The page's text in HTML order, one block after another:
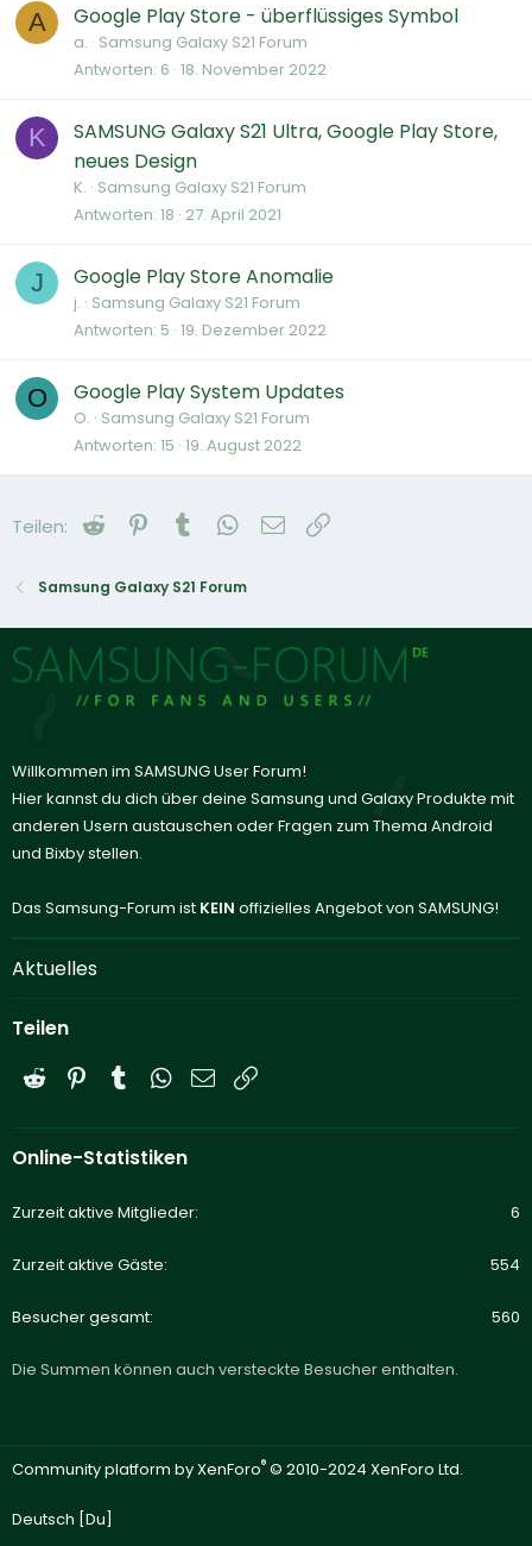
A Google Play Store - überflüssiges Symbol
a. Samsung Galaxy S21 Forum
Antworten 6 18. November 2022
K
SAMSUNG Galaxy S21 Ultra, Google Play Store,
neues Design
K. Samsung Galaxy S21 Forum
Antworten 18 27. April 2021
J Google Play Store Anomalie
j. Samsung Galaxy S21 Forum
Antworten 5 19. Dezember 2022
O Google Play System Updates
O. Samsung Galaxy S21 Forum
Antworten 15 19. August 2022
Teilen: Reddit Pinterest
Tumblr WhatsApp
E-Mail
Samsung Galaxy S21 Forum
Willkommen im SAMSUNG User Forum!
Hier kannst du dich über deine Samsung und Galaxy Produkte mit
anderen Usern austauschen oder Fragen zum Thema Android
und Bixby stellen.
Das Samsung-Forum ist KEIN offizielles Angebot von SAMSUNG!
Aktuelles
Teilen
Reddit PinterestTumblrWhatsApp
E-Mail
Online-Statistiken
Zurzeit aktive Mitglieder 6
Zurzeit aktive Gäste 554
Besucher gesamt 560
Die Summen können auch versteckte Besucher enthalten.
Community platform by XenForo® © 2010-2024 XenForo Ltd.
Deutsch [Du]